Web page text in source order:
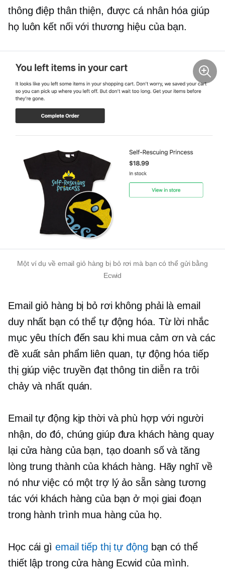
thông điệp thân thiện, được cá nhân hóa giúp
họ luôn kết nối với thương hiệu của bạn.
Một ví dụ về email giỏ hàng bị bỏ rơi mà bạn có thể gửi bằng
Ecwid
Email giỏ hàng bị bỏ rơi không phải là email
duy nhất bạn có thể tự động hóa. Từ lời nhắc
mục yêu thích đếnsau khi mua cảm ơn và các
đề xuất sản phẩm liên quan, tự động hóa tiếp
thị giúp việc truyền đạt thông tin diễn ra trôi
chảy và nhất quán.
Email tự động kịp thời và phù hợp với người
nhận, do đó, chúng giúp đưa khách hàng quay
lại cửa hàng của bạn, tạo doanh số và tăng
lòng trung thành của khách hàng. Hãy nghĩ về
nó như việc có một trợ lý ảo sẵn sàng tương
tác với khách hàng của bạn ở mọi giai đoạn
trong hành trình mua hàng của họ.
Học cái gì email tiếp thị tự động bạn có thể
thiết lập trong cửa hàng Ecwid của mình.